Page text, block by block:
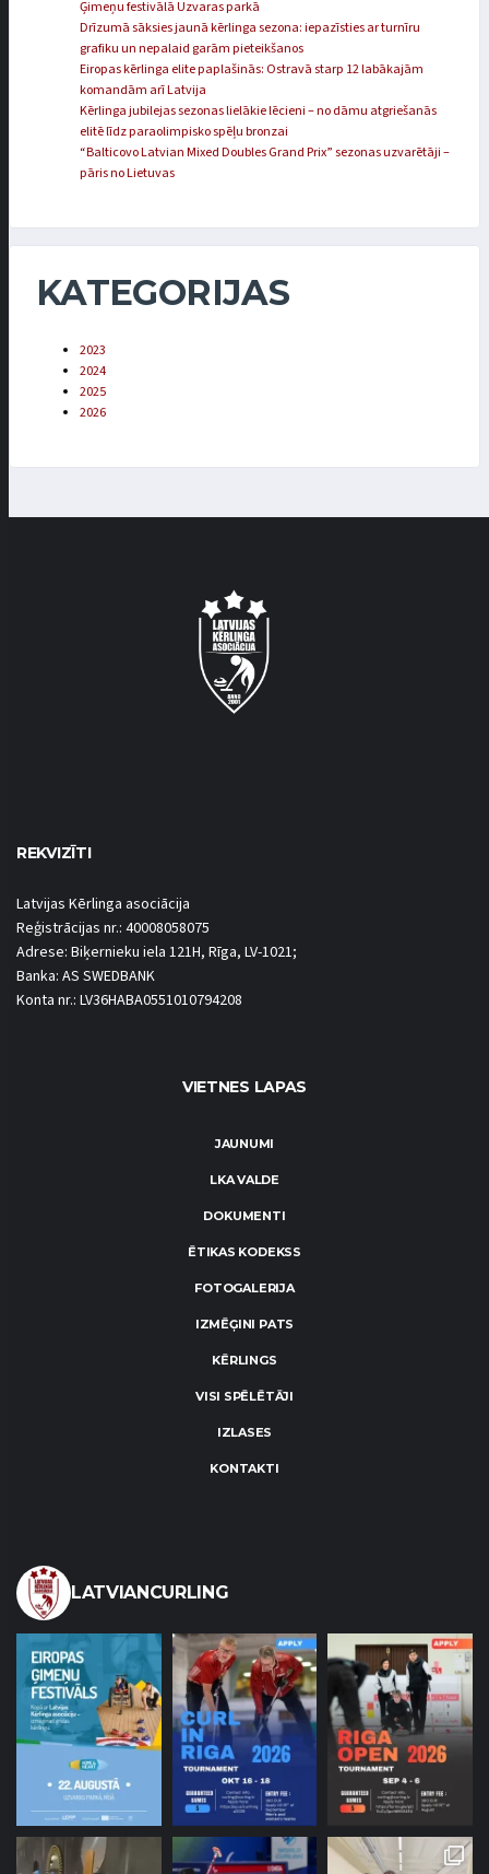
Ģimeņu festivālā Uzvaras parkā
Drīzumā sāksies jaunā kērlinga sezona: iepazīsties ar turnīru
grafiku un nepalaid garām pieteikšanos
Eiropas kērlinga elite paplašinās: Ostravā starp 12 labākajām
komandām arī Latvija
Kērlinga jubilejas sezonas lielākie lēcieni – no dāmu atgriešanās
elitē līdz paraolimpisko spēļu bronzai
“Balticovo Latvian Mixed Doubles Grand Prix” sezonas uzvarētāji –
pāris no Lietuvas
KATEGORIJAS
2023
2024
2025
2026
REKVIZĪTI
Latvijas Kērlinga asociācija
Reģistrācijas nr.: 40008058075
Adrese: Biķernieku iela 121H, Rīga, LV-1021;
Banka: AS SWEDBANK
Konta nr.: LV36HABA0551010794208
VIETNES LAPAS
JAUNUMI
LKA VALDE
DOKUMENTI
ĒTIKAS KODEKSS
FOTOGALERIJA
IZMĒĢINI PATS
KĒRLINGS
VISI SPĒLĒTĀJI
IZLASES
KONTAKTI
LATVIANCURLING